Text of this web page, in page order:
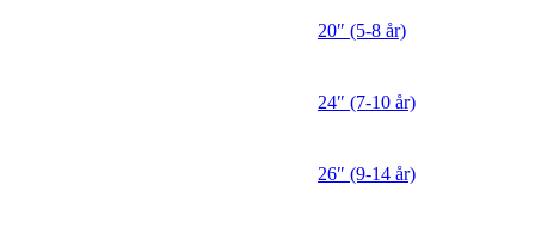
20″ (5-8 år)
24″ (7-10 år)
26″ (9-14 år)